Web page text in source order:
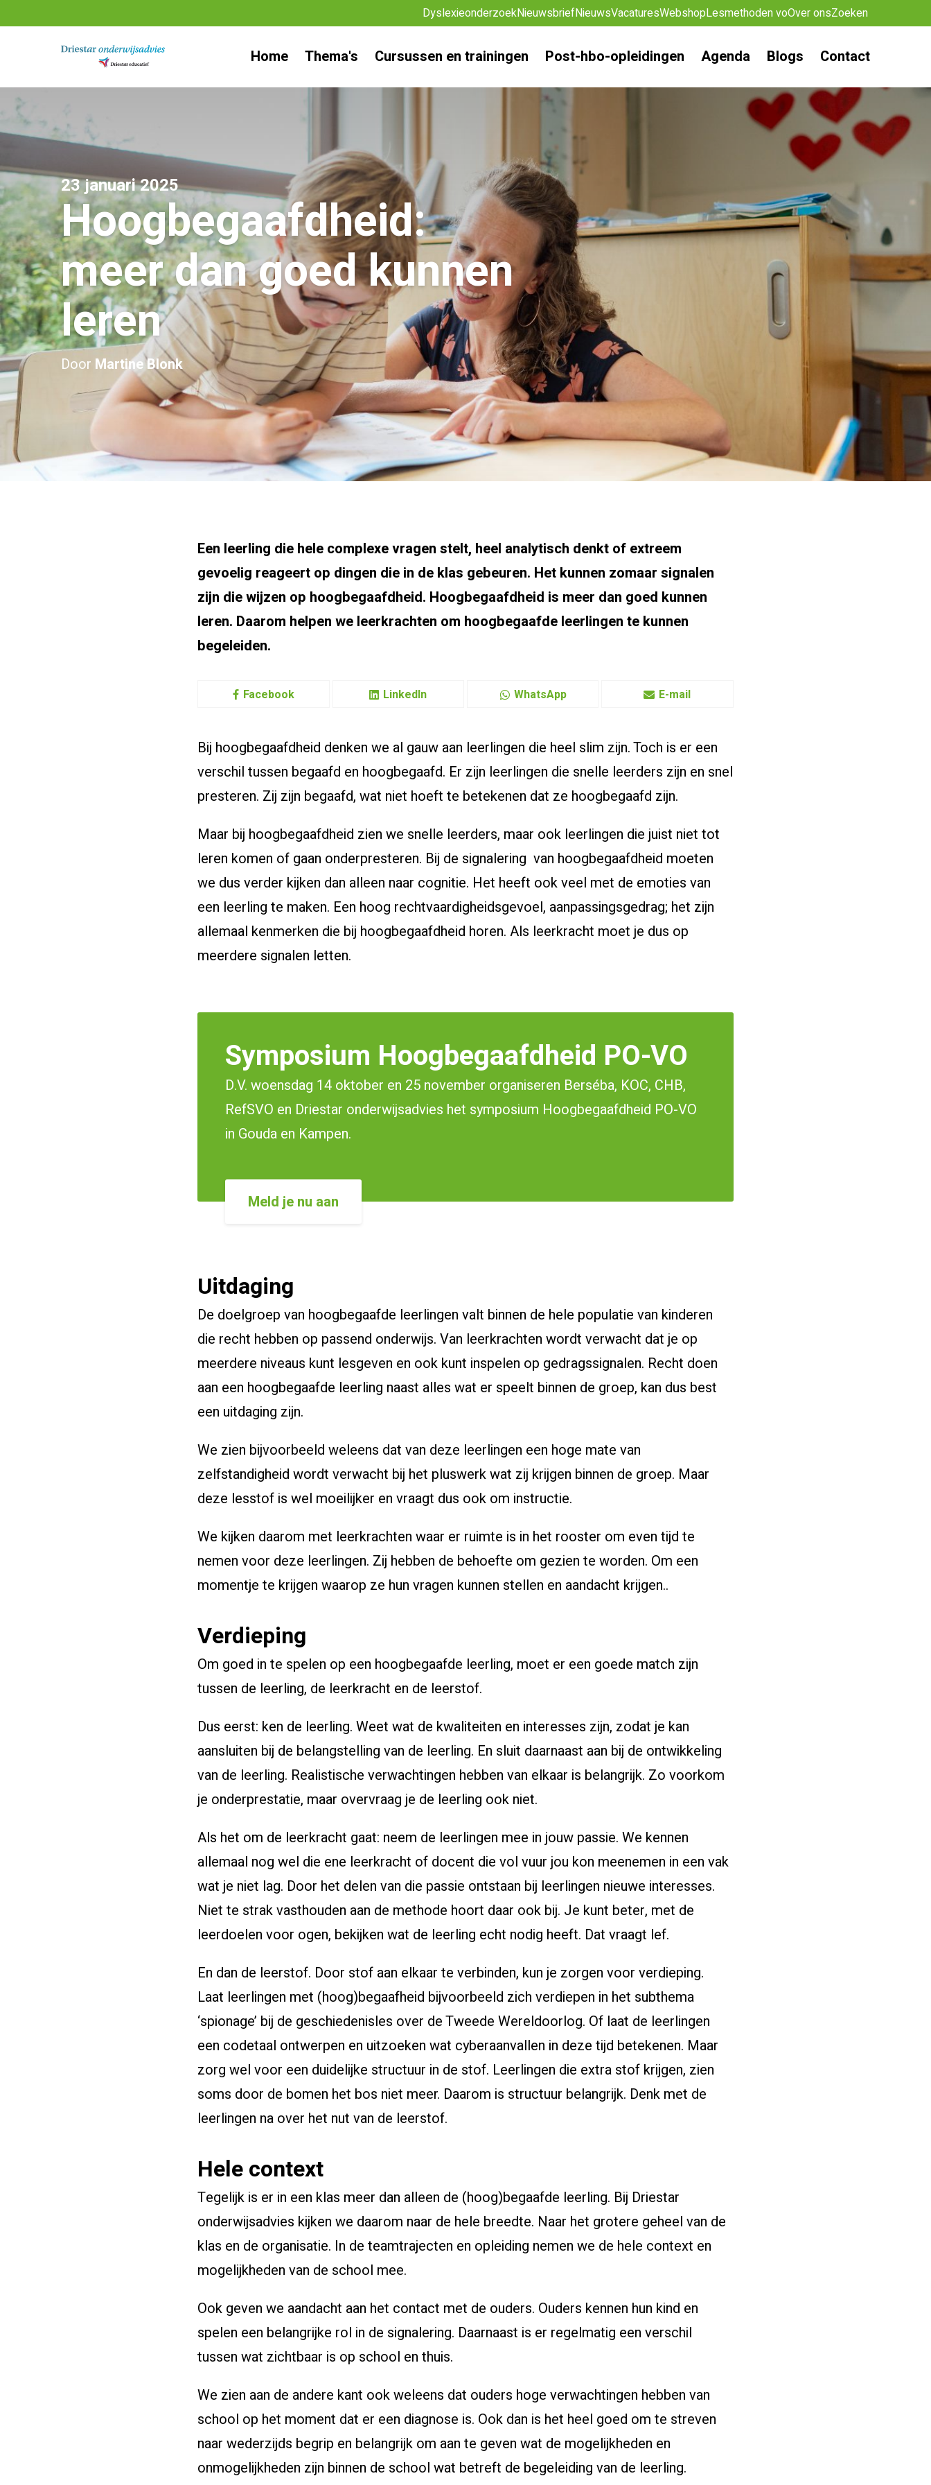
DyslexieonderzoekNieuwsbriefNieuwsVacaturesWebshopLesmethoden voOver onsZoeken
Home Thema's Cursussen en trainingen Post-hbo-opleidingen Agenda Blogs Contact
23 januari 2025
Hoogbegaafdheid:
meer dan goed kunnen
leren
Door Martine Blonk
Een leerling die hele complexe vragen stelt, heel analytisch denkt of extreem
gevoelig reageert op dingen die in de klas gebeuren. Het kunnen zomaar signalen
zijn die wijzen op hoogbegaafdheid. Hoogbegaafdheid is meer dan goed kunnen
leren. Daarom helpen we leerkrachten om hoogbegaafde leerlingen te kunnen
begeleiden.
Facebook LinkedIn WhatsApp E-mail
Bij hoogbegaafdheid denken we al gauw aan leerlingen die heel slim zijn. Toch is er een
verschil tussen begaafd en hoogbegaafd. Er zijn leerlingen die snelle leerders zijn en snel
presteren. Zij zijn begaafd, wat niet hoeft te betekenen dat ze hoogbegaafd zijn.
Maar bij hoogbegaafdheid zien we snelle leerders, maar ook leerlingen die juist niet tot
leren komen of gaan onderpresteren. Bij de signalering van hoogbegaafdheid moeten
we dus verder kijken dan alleen naar cognitie. Het heeft ook veel met de emoties van
een leerling te maken. Een hoog rechtvaardigheidsgevoel, aanpassingsgedrag; het zijn
allemaal kenmerken die bij hoogbegaafdheid horen. Als leerkracht moet je dus op
meerdere signalen letten.
Symposium Hoogbegaafdheid PO-VO
D.V. woensdag 14 oktober en 25 november organiseren Berséba, KOC, CHB,
RefSVO en Driestar onderwijsadvies het symposium Hoogbegaafdheid PO-VO
in Gouda en Kampen.
Meld je nu aan
Uitdaging
De doelgroep van hoogbegaafde leerlingen valt binnen de hele populatie van kinderen
die recht hebben op passend onderwijs. Van leerkrachten wordt verwacht dat je op
meerdere niveaus kunt lesgeven en ook kunt inspelen op gedragssignalen. Recht doen
aan een hoogbegaafde leerling naast alles wat er speelt binnen de groep, kan dus best
een uitdaging zijn.
We zien bijvoorbeeld weleens dat van deze leerlingen een hoge mate van
zelfstandigheid wordt verwacht bij het pluswerk wat zij krijgen binnen de groep. Maar
deze lesstof is wel moeilijker en vraagt dus ook om instructie.
We kijken daarom met leerkrachten waar er ruimte is in het rooster om even tijd te
nemen voor deze leerlingen. Zij hebben de behoefte om gezien te worden. Om een
momentje te krijgen waarop ze hun vragen kunnen stellen en aandacht krijgen..
Verdieping
Om goed in te spelen op een hoogbegaafde leerling, moet er een goede match zijn
tussen de leerling, de leerkracht en de leerstof.
Dus eerst: ken de leerling. Weet wat de kwaliteiten en interesses zijn, zodat je kan
aansluiten bij de belangstelling van de leerling. En sluit daarnaast aan bij de ontwikkeling
van de leerling. Realistische verwachtingen hebben van elkaar is belangrijk. Zo voorkom
je onderprestatie, maar overvraag je de leerling ook niet.
Als het om de leerkracht gaat: neem de leerlingen mee in jouw passie. We kennen
allemaal nog wel die ene leerkracht of docent die vol vuur jou kon meenemen in een vak
wat je niet lag. Door het delen van die passie ontstaan bij leerlingen nieuwe interesses.
Niet te strak vasthouden aan de methode hoort daar ook bij. Je kunt beter, met de
leerdoelen voor ogen, bekijken wat de leerling echt nodig heeft. Dat vraagt lef.
En dan de leerstof. Door stof aan elkaar te verbinden, kun je zorgen voor verdieping.
Laat leerlingen met (hoog)begaafheid bijvoorbeeld zich verdiepen in het subthema
‘spionage’ bij de geschiedenisles over de Tweede Wereldoorlog. Of laat de leerlingen
een codetaal ontwerpen en uitzoeken wat cyberaanvallen in deze tijd betekenen. Maar
zorg wel voor een duidelijke structuur in de stof. Leerlingen die extra stof krijgen, zien
soms door de bomen het bos niet meer. Daarom is structuur belangrijk. Denk met de
leerlingen na over het nut van de leerstof.
Hele context
Tegelijk is er in een klas meer dan alleen de (hoog)begaafde leerling. Bij Driestar
onderwijsadvies kijken we daarom naar de hele breedte. Naar het grotere geheel van de
klas en de organisatie. In de teamtrajecten en opleiding nemen we de hele context en
mogelijkheden van de school mee.
Ook geven we aandacht aan het contact met de ouders. Ouders kennen hun kind en
spelen een belangrijke rol in de signalering. Daarnaast is er regelmatig een verschil
tussen wat zichtbaar is op school en thuis.
We zien aan de andere kant ook weleens dat ouders hoge verwachtingen hebben van
school op het moment dat er een diagnose is. Ook dan is het heel goed om te streven
naar wederzijds begrip en belangrijk om aan te geven wat de mogelijkheden en
onmogelijkheden zijn binnen de school wat betreft de begeleiding van de leerling.